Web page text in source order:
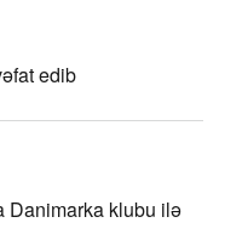
edib
Danimarka klubu ilə